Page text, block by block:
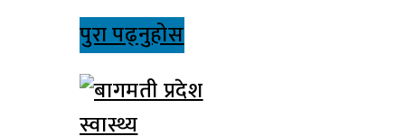
पुरा पढ्नुहोस